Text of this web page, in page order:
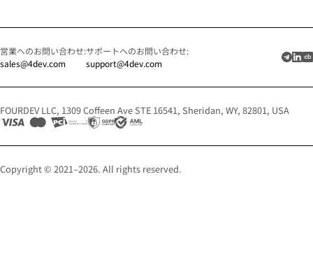
営業へのお問い合わせ:
sales@4dev.com
サポートへのお問い合わせ:
support@4dev.com
FOURDEV LLC, 1309 Coffeen Ave STE 16541, Sheridan, WY, 82801, USA
Copyright © 2021–2026. All rights reserved.